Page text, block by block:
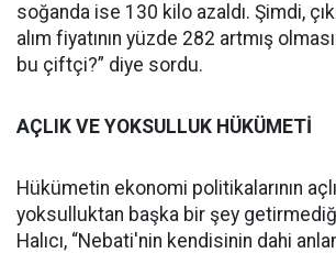
soğanda ise 130 kilo azaldı. Şimdi,
alım fiyatının yüzde 282 artmış
bu çiftçi?” diye sordu.
AÇLIK VE YOKSULLUK HÜKÜMETİ
Hükümetin ekonomi politikalarının
yoksulluktan başka bir şey
Halıcı, “Nebati'nin kendisinin dahi